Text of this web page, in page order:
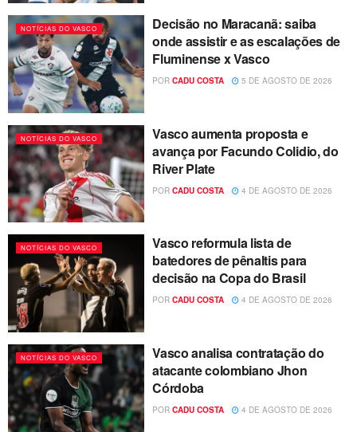
NOTÍCIAS DO VASCO
Decisão no Maracanã: saiba
onde assistir e as escalações de
Fluminense x Vasco
POR CADU COSTA 5 DE AGOSTO DE 2026
NOTÍCIAS DO VASCO
Vasco aumenta proposta e
avança por Facundo Colidio, do
River Plate
POR CADU COSTA 4 DE AGOSTO DE 2026
NOTÍCIAS DO VASCO
Vasco reformula lista de
batedores de pênaltis para
decisão na Copa do Brasil
POR CADU COSTA 4 DE AGOSTO DE 2026
NOTÍCIAS DO VASCO
Vasco analisa contratação do
atacante colombiano Jhon
Córdoba
POR CADU COSTA 4 DE AGOSTO DE 2026